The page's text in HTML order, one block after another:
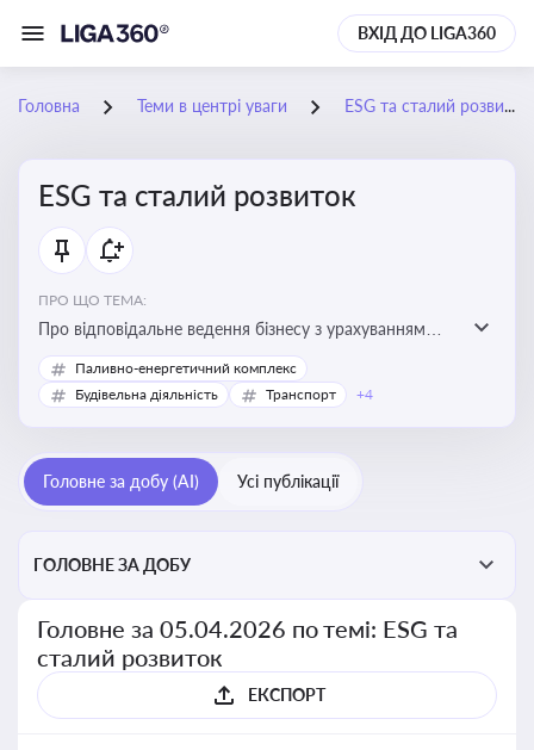
ВХІД ДО LIGA360
Головна Теми в центрі уваги ESG та сталий розвиток
ESG та сталий розвиток
ПРО ЩО ТЕМА:
Про відповідальне ведення бізнесу з урахуванням
екологічних, соціальних та управлінських факторів
для досягнення довгострокової сталості
Паливно-енергетичний комплекс
Будівельна діяльність
Транспорт +4
Головне за добу (AI) Усі публікації
ГОЛОВНЕ ЗА ДОБУ
Головне за 05.04.2026 по темі: ESG та
сталий розвиток
ЕКСПОРТ